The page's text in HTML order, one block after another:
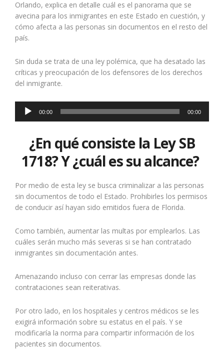
Orlando, explica en detalle cuál es el panorama que se
avecina para los inmigrantes en este Estado en cuestión, y
cómo afecta a las personas sin documentos en el resto del
país.
Sin duda se trata de una ley polémica, que ha desatado las
críticas y preocupación de los defensores de los derechos
del inmigrante.
Audio
Player 00:00 00:00
¿En qué consiste la Ley SB
1718? Y ¿cuál es su alcance?
Por medio de esta ley se busca criminalizar a las personas
sin documentos de todo el Estado. Prohibirles los permisos
de conducir así hayan sido emitidos fuera de Florida.
Como también, aumentar las multas por emplearlos. Las
cuáles serán mucho más severas si se han contratado
inmigrantes sin documentación antes.
Amenazando incluso con cerrar las empresas donde las
contrataciones sean reiterativas.
Por otro lado, en los hospitales y centros médicos se les
exigirá información sobre su estatus en el país. Y se
modificaría la norma para compartir información de los
pacientes sin documentos.